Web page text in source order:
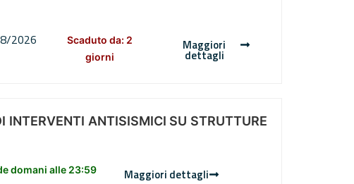
2026
Scaduto da: 2
giorni
Maggiori
dettagli
INTERVENTI ANTISISMICI SU STRUTTURE
domani alle 23:59 Maggiori dettagli